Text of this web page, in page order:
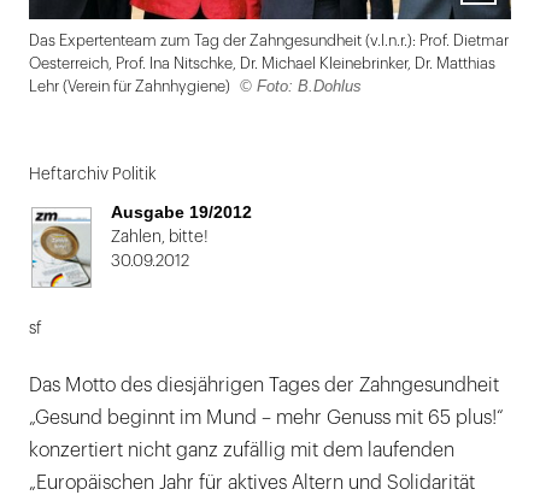
Lightbox
öffnen
Das Expertenteam zum Tag der Zahngesundheit (v.l.n.r.): Prof. Dietmar
Oesterreich, Prof. Ina Nitschke, Dr. Michael Kleinebrinker, Dr. Matthias
Lehr (Verein für Zahnhygiene)
© Foto: B.Dohlus
1
von
2
Heftarchiv Politik
Ausgabe 19/2012
Zahlen, bitte!
30.09.2012
sf
Das Motto des diesjährigen Tages der Zahngesundheit
„Gesund beginnt im Mund – mehr Genuss mit 65 plus!“
konzertiert nicht ganz zufällig mit dem laufenden
„Europäischen Jahr für aktives Altern und Solidarität